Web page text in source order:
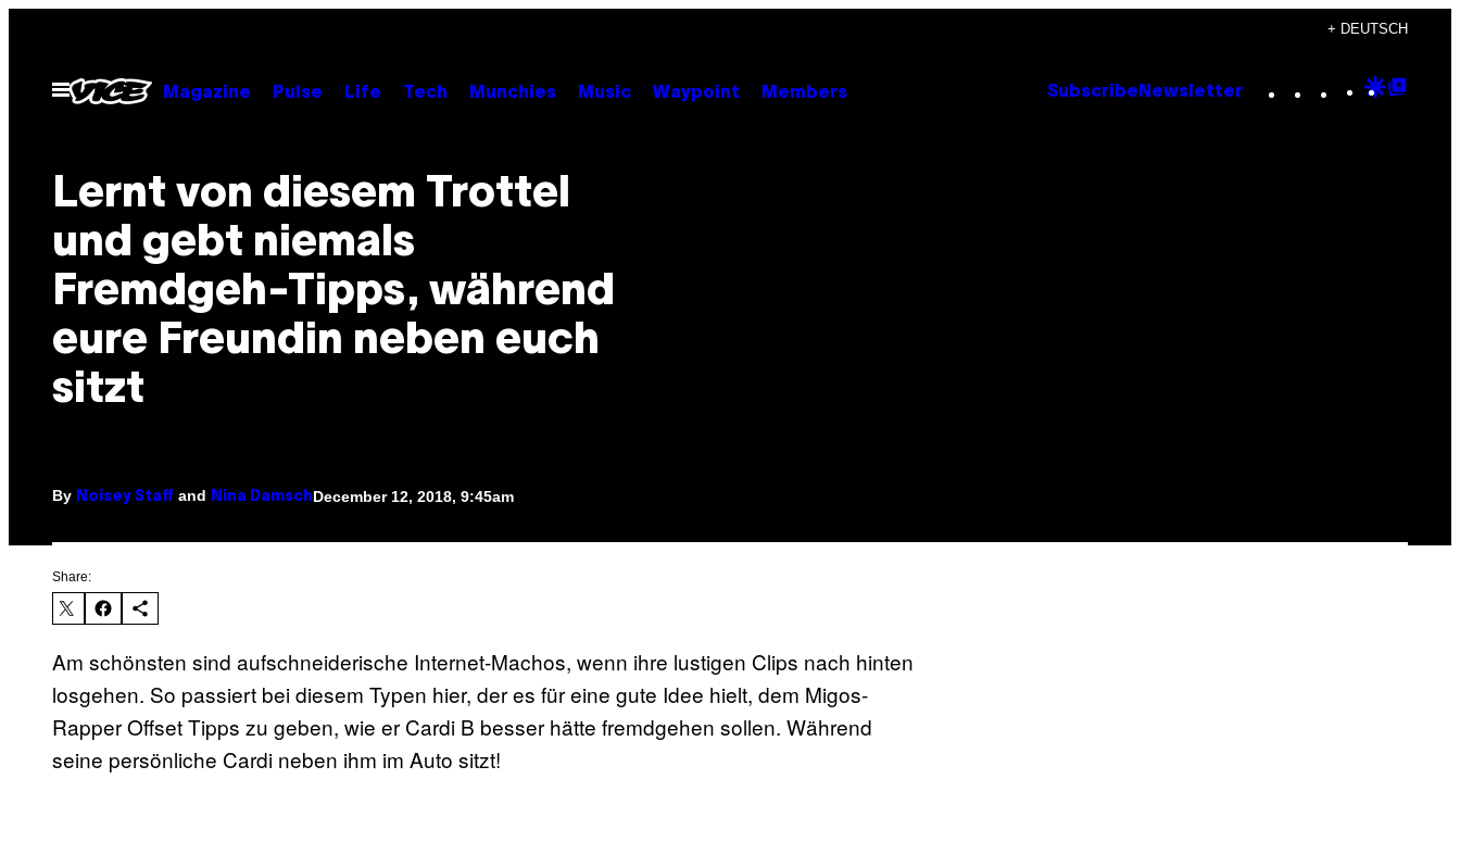
content
+ DEUTSCH
Open
Menu
Magazine Pulse Life Tech Munchies Music Waypoint Members Subscribe Newsletter Instagram
TikTok
YouTube
Google
Lernt von diesem Trottel
und gebt niemals
Fremdgeh-Tipps, während
eure Freundin neben euch
sitzt
By Noisey Staff and Nina DamschDecember 12, 2018, 9:45am
Share:
Am schönsten sind aufschneiderische Internet-Machos, wenn ihre lustigen Clips nach hinten
losgehen. So passiert bei diesem Typen hier, der es für eine gute Idee hielt, dem Migos-
Rapper Offset Tipps zu geben, wie er Cardi B besser hätte fremdgehen sollen. Während
seine persönliche Cardi neben ihm im Auto sitzt!